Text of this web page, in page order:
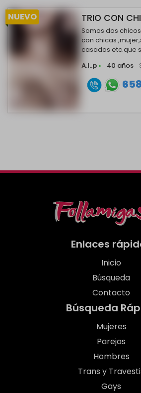
NUEVO TRIO CON
Somos dos
con chicas
casadas etc.que
A.l..p • 40 años
Enlaces
Inicio
Búsqueda
Contacto
Búsqueda
Mujeres
Parejas
Hombres
Trans y
Gays